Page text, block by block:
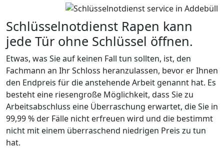
Schlüsselnotdienst Rapen kann
jede Tür ohne Schlüssel öffnen.
Etwas, was Sie auf keinen Fall tun sollten, ist, den
Fachmann an Ihr Schloss heranzulassen, bevor er Ihnen
den Endpreis für die anstehende Arbeit genannt hat. Es
besteht eine riesengroße Möglichkeit, dass Sie zu
Arbeitsabschluss eine Überraschung erwartet, die Sie in
99,99 % der Fälle nicht erfreuen wird und die bestimmt
nicht mit einem überraschend niedrigen Preis zu tun
hat.